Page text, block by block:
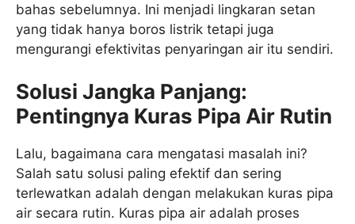
bahas sebelumnya. Ini menjadi lingkaran setan
yang tidak hanya boros listrik tetapi juga
mengurangi efektivitas penyaringan air itu sendiri.
Solusi Jangka Panjang:
Pentingnya Kuras Pipa Air Rutin
Lalu, bagaimana cara mengatasi masalah ini?
Salah satu solusi paling efektif dan sering
terlewatkan adalah dengan melakukan kuras pipa
air secara rutin. Kuras pipa air adalah proses